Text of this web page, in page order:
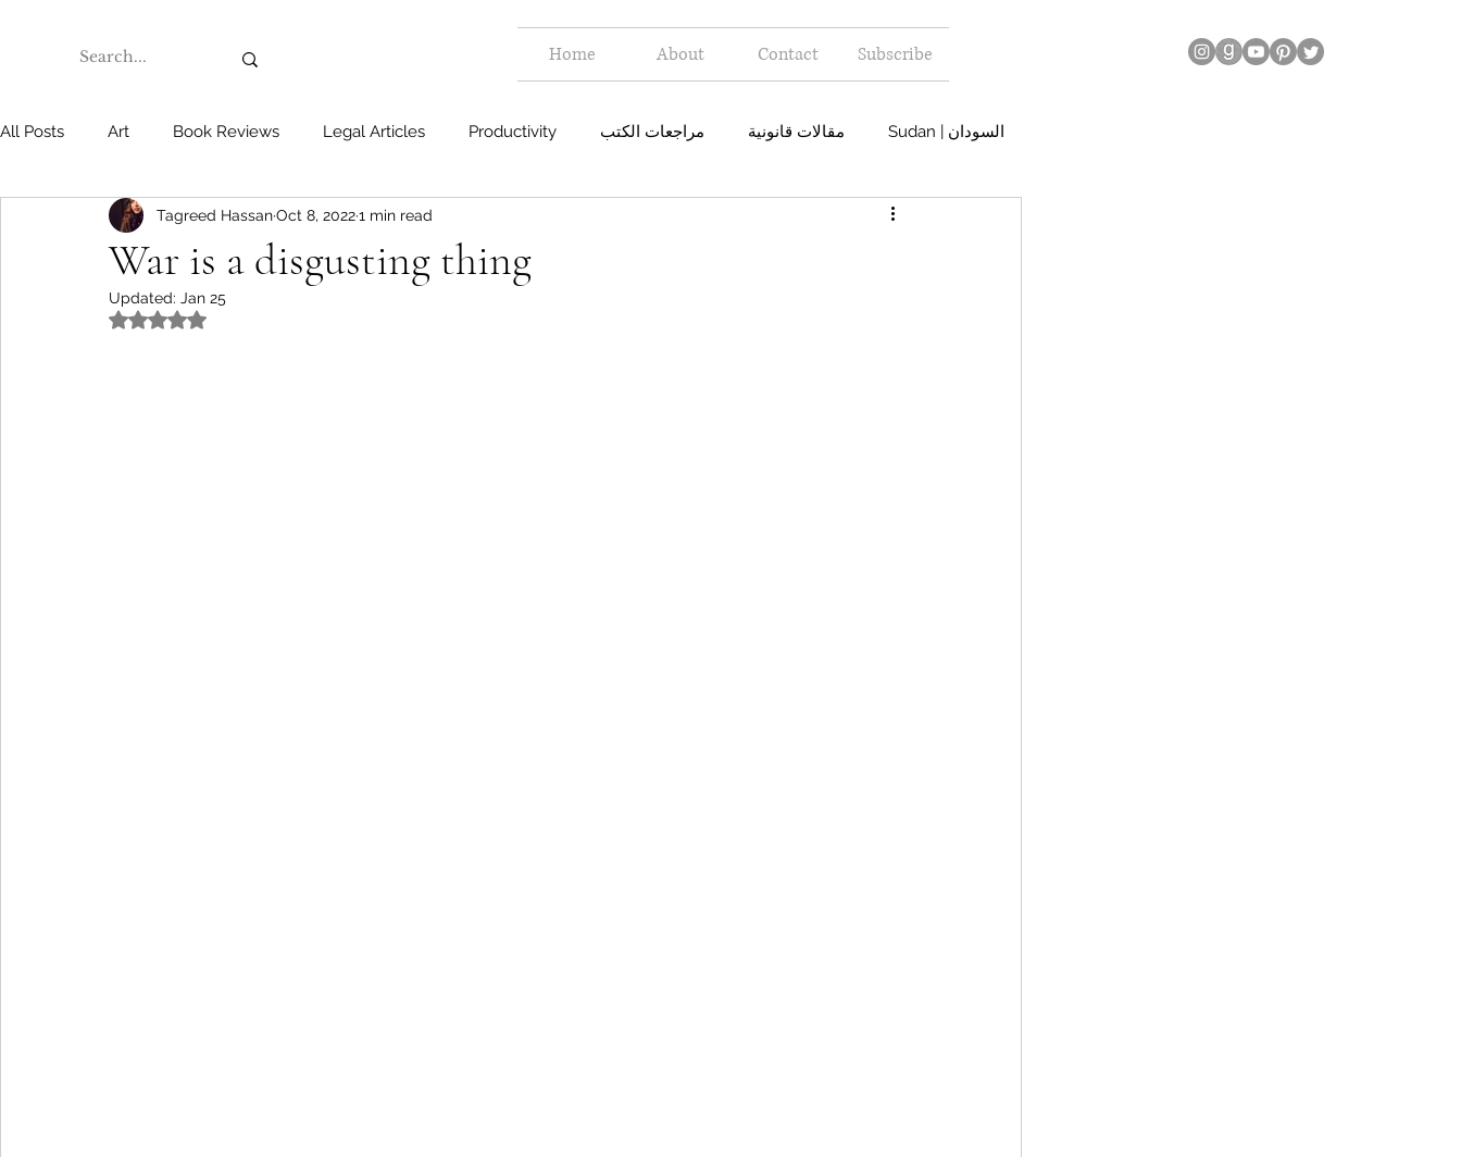
Home About Contact Subscribe
All Posts Art Book Reviews Legal Articles Productivity مراجعات الكتب مقالات قانونية Sudan | السودان
War is a disgusting thing
Tagreed HassanOct 8, 20221 min read
Updated: Jan 25
Rated NaN out of 5 stars.